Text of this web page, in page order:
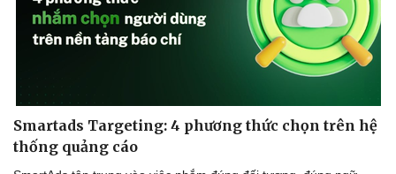
Smartads Targeting: 4 phương thức chọn trên hệ
thống quảng cáo